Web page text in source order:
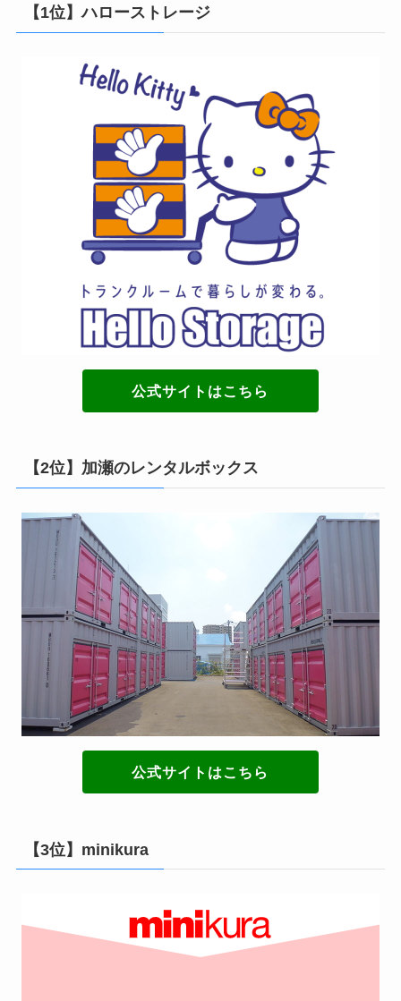
【1位】ハローストレージ
公式サイトはこちら
【2位】加瀬のレンタルボックス
公式サイトはこちら
【3位】minikura